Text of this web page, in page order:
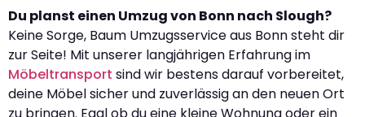
Du planst einen Umzug von Bonn nach Slough?
Keine Sorge, Baum Umzugsservice aus Bonn steht dir
zur Seite! Mit unserer langjährigen Erfahrung im
Möbeltransport sind wir bestens darauf vorbereitet,
deine Möbel sicher und zuverlässig an den neuen Ort
zu bringen. Egal ob du eine kleine Wohnung oder ein